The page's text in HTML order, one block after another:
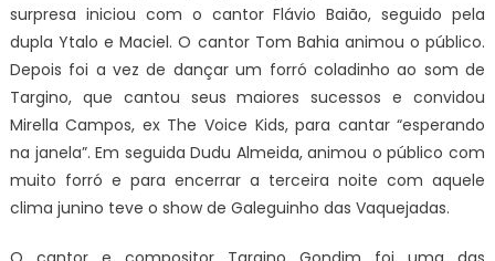
surpresa iniciou com o cantor Flávio Baião, seguido pela
dupla Ytalo e Maciel. O cantor Tom Bahia animou o público.
Depois foi a vez de dançar um forró coladinho ao som de
Targino, que cantou seus maiores sucessos e convidou
Mirella Campos, ex The Voice Kids, para cantar “esperando
na janela”. Em seguida Dudu Almeida, animou o público com
muito forró e para encerrar a terceira noite com aquele
clima junino teve o show de Galeguinho das Vaquejadas.